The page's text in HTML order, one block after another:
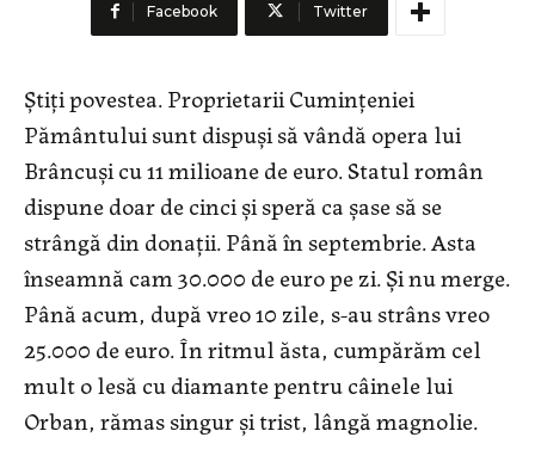
Facebook Twitter
Știți povestea. Proprietarii Cumințeniei
Pământului sunt dispuși să vândă opera lui
Brâncuși cu 11 milioane de euro. Statul român
dispune doar de cinci și speră ca șase să se
strângă din donații. Până în septembrie. Asta
înseamnă cam 30.000 de euro pe zi. Și nu merge.
Până acum, după vreo 10 zile, s-au strâns vreo
25.000 de euro. În ritmul ăsta, cumpărăm cel
mult o lesă cu diamante pentru câinele lui
Orban, rămas singur și trist, lângă magnolie.